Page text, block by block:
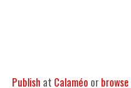
Publish at Calaméo orbrowse